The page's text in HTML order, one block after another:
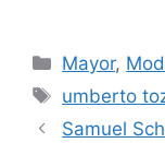
Categorías
Mayor,
Etiquetas
umberto
Samuel